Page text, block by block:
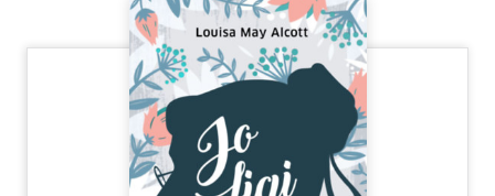
Szótár, nyelvkönyv